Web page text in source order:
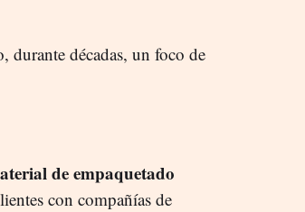
durante décadas, un foco de
de empaquetado
con compañías de